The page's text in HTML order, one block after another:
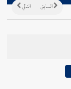
التالي السابق